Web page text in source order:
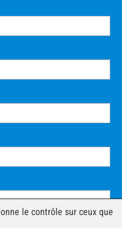
le contrôle sur ceux que